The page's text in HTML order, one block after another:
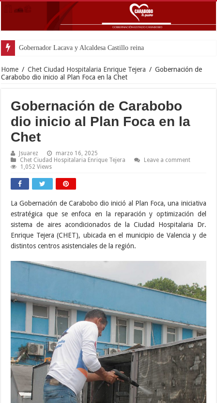
Home / Chet Ciudad Hospitalaria Enrique Tejera / Gobernación de
Carabobo dio inicio al Plan Foca en la Chet
Gobernación de Carabobo
dio inicio al Plan Foca en la
Chet
Jsuarez
marzo 16, 2025
Chet Ciudad Hospitalaria Enrique Tejera
Leave a comment
1,052 Views
La Gobernación de Carabobo dio inició al Plan Foca, una iniciativa
estratégica que se enfoca en la reparación y optimización del
sistema de aires acondicionados de la Ciudad Hospitalaria Dr.
Enrique Tejera (CHET), ubicada en el municipio de Valencia y de
distintos centros asistenciales de la región.